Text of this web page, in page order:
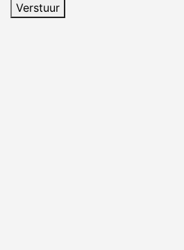
Verstuur